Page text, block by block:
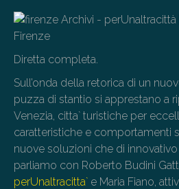
T
Diretta completa.
Sull’onda della retorica di un
puzza di stantio si apprestano a
Venezia, citta` turistiche per
caratteristiche e comportamenti
nuove soluzioni che di
parliamo con Roberto Budini
perUnaltracitta` e Maria Fiano,